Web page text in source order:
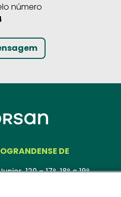
número
DE
120 – 17º, 18º e 19º